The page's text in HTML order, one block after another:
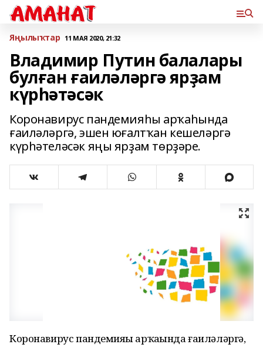
Яңылыҡтар 11 МАЯ 2020, 21:32
Владимир Путин балалары
булған ғаиләләргә ярҙам
күрһәтәсәк
Коронавирус пандемияһы арҡаһында
ғаиләләргә, эшен юғалтҡан кешеләргә
күрһәтеләсәк яңы ярҙам төрҙәре.
Коронавирус пандемияһы арҡаһында ғаиләләргә,